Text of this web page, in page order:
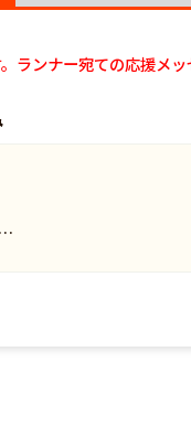
ランナー宛ての応援メ